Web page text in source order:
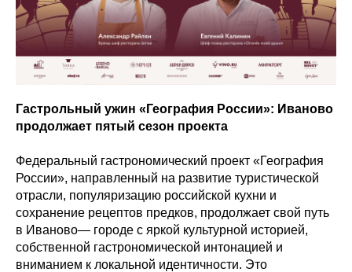
Гастрольный ужин «География России»: Иваново
продолжает пятый сезон проекта
Федеральный гастрономический проект «География
России», направленный на развитие туристической
отрасли, популяризацию российской кухни и
сохранение рецептов предков, продолжает свой путь
в Иваново— городе с яркой культурной историей,
собственной гастрономической интонацией и
вниманием к локальной идентичности. Это